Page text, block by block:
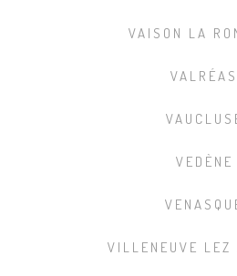
VAISON LA
VALRÉAS
VEDÈNE
VILLENEUVE LEZ